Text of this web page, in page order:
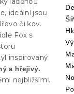
ideální jsou
či kov.
Fox s
inspirovaný
a hřejivý.
nejbližšími.